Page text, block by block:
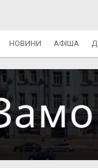
НОВИНИ АФІША